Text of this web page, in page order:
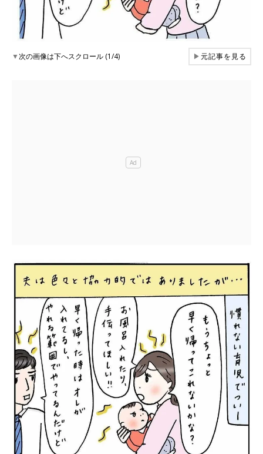
▼次の画像は下へスクロール (1/4) ▶元記事を見る